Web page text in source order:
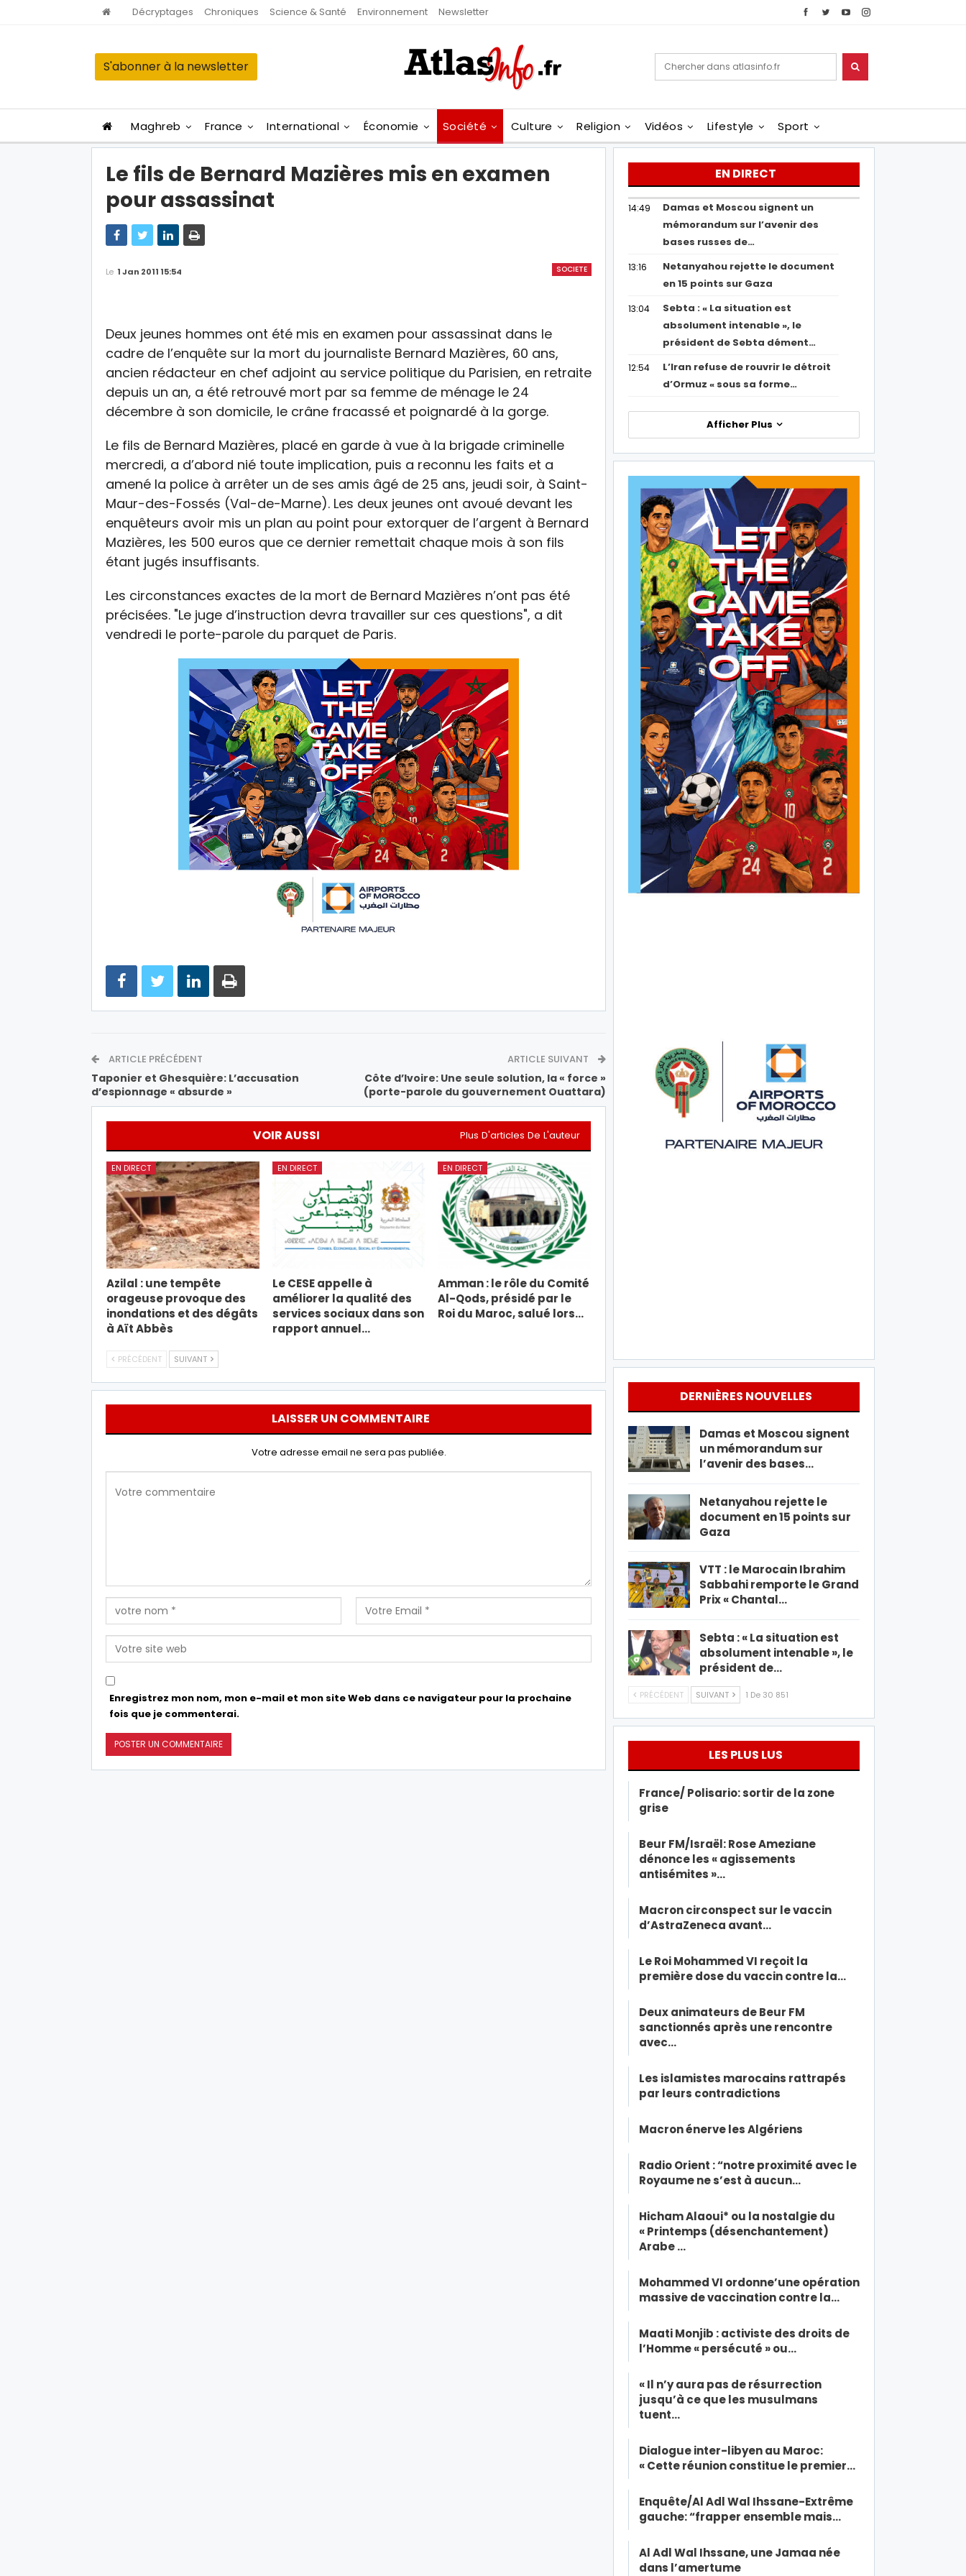
Décryptages Chroniques Science & Santé Environnement Newsletter
S'abonner à la newsletter
Maghreb France International Économie Société Culture Religion Vidéos Lifestyle Sport
Le fils de Bernard Mazières mis en examen
pour assassinat
SOCIETE
Le 1 Jan 2011 15:54
Deux jeunes hommes ont été mis en examen pour assassinat dans le
cadre de l’enquête sur la mort du journaliste Bernard Mazières, 60 ans,
ancien rédacteur en chef adjoint au service politique du Parisien, en retraite
depuis un an, a été retrouvé mort par sa femme de ménage le 24
décembre à son domicile, le crâne fracassé et poignardé à la gorge.
Le fils de Bernard Mazières, placé en garde à vue à la brigade criminelle
mercredi, a d’abord nié toute implication, puis a reconnu les faits et a
amené la police à arrêter un de ses amis âgé de 25 ans, jeudi soir, à Saint-
Maur-des-Fossés (Val-de-Marne). Les deux jeunes ont avoué devant les
enquêteurs avoir mis un plan au point pour extorquer de l’argent à Bernard
Mazières, les 500 euros que ce dernier remettait chaque mois à son fils
étant jugés insuffisants.
Les circonstances exactes de la mort de Bernard Mazières n’ont pas été
précisées. "Le juge d’instruction devra travailler sur ces questions", a dit
vendredi le porte-parole du parquet de Paris.
ARTICLE PRÉCÉDENT
Taponier et Ghesquière: L’accusation
d’espionnage « absurde »
ARTICLE SUIVANT
Côte d’Ivoire: Une seule solution, la « force »
(porte-parole du gouvernement Ouattara)
VOIR AUSSI Plus D'articles De L'auteur
EN DIRECT
Azilal : une tempête
orageuse provoque des
inondations et des dégâts
à Aït Abbès
EN DIRECT
Le CESE appelle à
améliorer la qualité des
services sociaux dans son
rapport annuel…
EN DIRECT
Amman : le rôle du Comité
Al-Qods, présidé par le
Roi du Maroc, salué lors…
PRÉCÉDENT SUIVANT
LAISSER UN COMMENTAIRE
Votre adresse email ne sera pas publiée.
Enregistrez mon nom, mon e-mail et mon site Web dans ce navigateur pour la prochaine
fois que je commenterai.
EN DIRECT
14:49
Damas et Moscou signent un
mémorandum sur l’avenir des
bases russes de…
13:16
Netanyahou rejette le document
en 15 points sur Gaza
13:04
Sebta : « La situation est
absolument intenable », le
président de Sebta dément…
12:54
L’Iran refuse de rouvrir le détroit
d’Ormuz « sous sa forme…
Afficher Plus
DERNIÈRES NOUVELLES
Damas et Moscou signent
un mémorandum sur
l’avenir des bases…
Netanyahou rejette le
document en 15 points sur
Gaza
VTT : le Marocain Ibrahim
Sabbahi remporte le Grand
Prix « Chantal…
Sebta : « La situation est
absolument intenable », le
président de…
PRÉCÉDENT SUIVANT 1 De 30 851
LES PLUS LUS
France/ Polisario: sortir de la zone
grise
Beur FM/Israël: Rose Ameziane
dénonce les « agissements
antisémites »…
Macron circonspect sur le vaccin
d’AstraZeneca avant…
Le Roi Mohammed VI reçoit la
première dose du vaccin contre la…
Deux animateurs de Beur FM
sanctionnés après une rencontre
avec…
Les islamistes marocains rattrapés
par leurs contradictions
Macron énerve les Algériens
Radio Orient : “notre proximité avec le
Royaume ne s’est à aucun…
Hicham Alaoui* ou la nostalgie du
« Printemps (désenchantement)
Arabe …
Mohammed VI ordonne’une opération
massive de vaccination contre la…
Maati Monjib : activiste des droits de
l’Homme « persécuté » ou…
« Il n’y aura pas de résurrection
jusqu’à ce que les musulmans
tuent…
Dialogue inter-libyen au Maroc:
« Cette réunion constitue le premier…
Enquête/Al Adl Wal Ihssane-Extrême
gauche: “frapper ensemble mais…
Al Adl Wal Ihssane, une Jamaa née
dans l’amertume